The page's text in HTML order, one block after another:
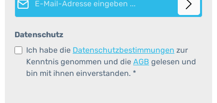
Datenschutz
Ich habe die Datenschutzbestimmungen zur
Kenntnis genommen und die AGB gelesen und
bin mit ihnen einverstanden. *